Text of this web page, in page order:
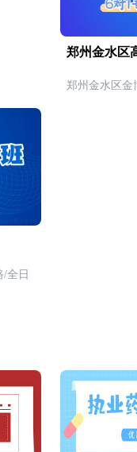
郑州金水区
郑州金水区金
全日